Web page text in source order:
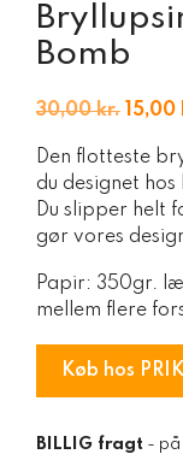
Bomb
30,00kr.
Den
pris
var:
15,00
Den flotteste
du designet hos
Du slipper helt
gør vores
Papir: 350gr.
mellem flere
Køb hos
BILLIG fragt - på